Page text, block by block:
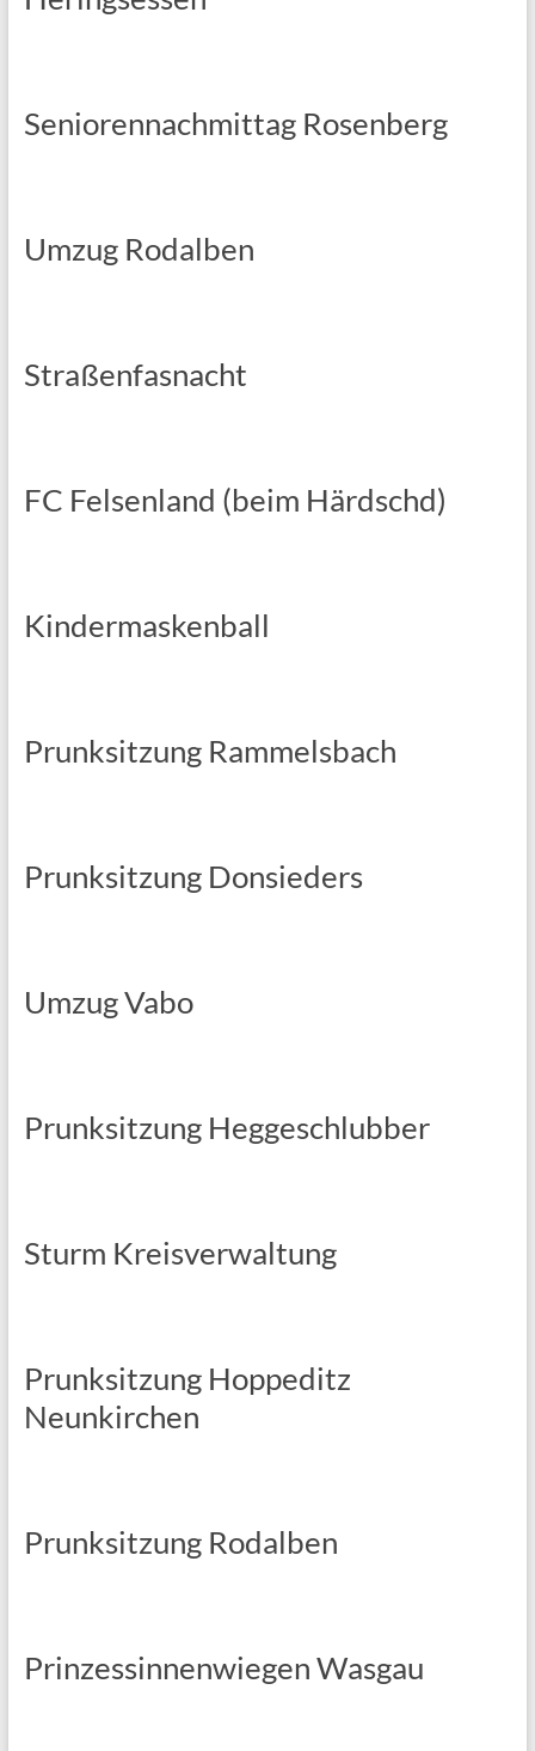
Seniorennachmittag Rosenberg
Umzug Rodalben
Straßenfasnacht
FC Felsenland (beim Härdschd)
Kindermaskenball
Prunksitzung Rammelsbach
Prunksitzung Donsieders
Umzug Vabo
Prunksitzung Heggeschlubber
Sturm Kreisverwaltung
Prunksitzung Hoppeditz
Neunkirchen
Prunksitzung Rodalben
Prinzessinnenwiegen Wasgau